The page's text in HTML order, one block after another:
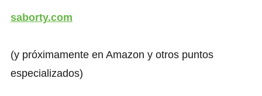
saborty.com
(y próximamente en Amazon y otros puntos
especializados)